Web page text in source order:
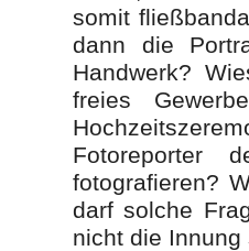
somit
dann die
Handwerk?
freies
Fotoreporter
fotografieren?
darf solche
nicht die